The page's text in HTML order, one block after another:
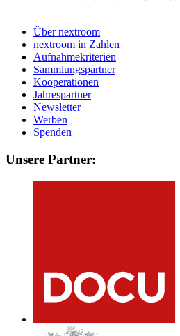
Über nextroom
nextroom in Zahlen
Aufnahmekriterien
Sammlungspartner
Kooperationen
Jahrespartner
Newsletter
Werben
Spenden
Unsere Partner: